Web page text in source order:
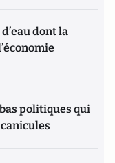
dont la
politiques qui